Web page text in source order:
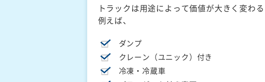
トラックは用途によって価値が大きく変わ
例えば、
ダンプ
クレーン（ユニック）付き
冷凍・冷蔵車